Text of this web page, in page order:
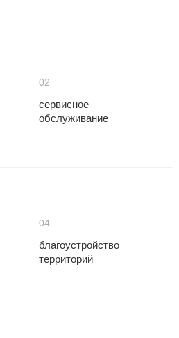
02
сервисное
обслуживание
04
благоустройство
территорий